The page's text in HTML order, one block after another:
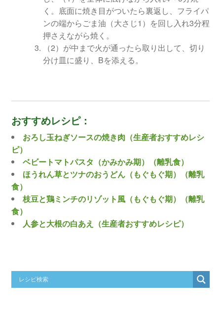
く。底面に焼き目がついたら裏返し、フライパ
ンの端からごま油（大さじ1）を回し入れ3分程
押さえながら焼く。
（2）が中まで火が通ったら取り出して、切り
分け皿に盛り、Bを添える。
おすすめレシピ：
おろし玉ねぎソースの焼き肉（生産者おすすめレシ
ピ）
ベビートマトパスタ（かみかみ期）（離乳食）
ほうれん草とツナのおうどん（もぐもぐ期）（離乳
食）
枝豆と鶏ミンチのリゾット風（もぐもぐ期）（離乳
食）
人参と大根の白あえ（生産者おすすめレシピ）